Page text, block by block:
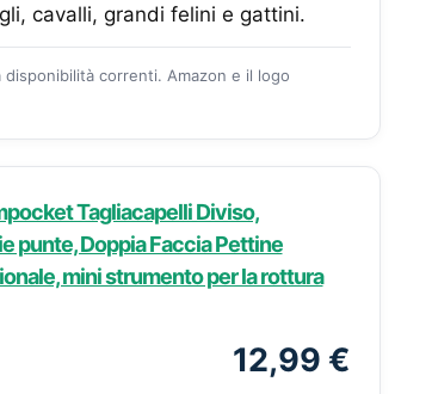
cavalli, grandi felini e gattini.
correnti. Amazon e il logo
Tagliacapelli Diviso,
punte, Doppia Faccia Pettine
mini strumento per la rottura
12,99 €